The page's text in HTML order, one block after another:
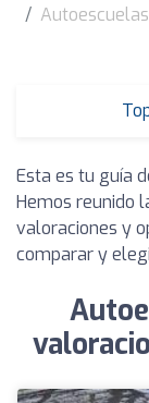
Esta es tu guía
Hemos reunido
valoraciones y
comparar y